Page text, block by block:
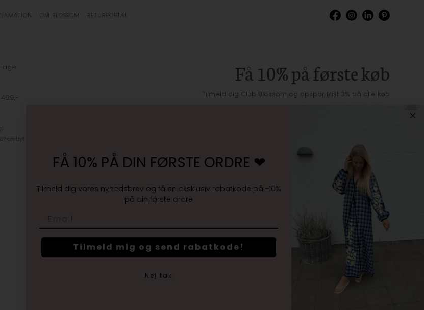
OM BLOSSOM RETURPORTAL
ombyt gratis
Få 10% på første køb
Tilmeld dig Club Blossom og opspar fast 3% på alle køb
Jeg accepterervilkårene samt markedsføring
FÅ 10% PÅ DIN FØRSTE ORDRE ❤︎
Tilmeld dig vores nyhedsbrev og få en eksklusiv rabatkode på -10%
på din første ordre
Tilmeld mig og send rabatkode!
Nej tak